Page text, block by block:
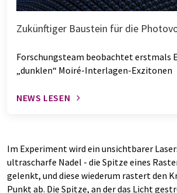
Zukünftiger Baustein für die
Forschungsteam beobachtet erstmals
„dunklen“ Moiré-Interlagen-Exzitonen
NEWS LESEN
Im Experiment wird ein unsichtbarer
ultrascharfe Nadel - die Spitze eines
gelenkt, und diese wiederum rastert den
Punkt ab. Die Spitze, an der das Licht